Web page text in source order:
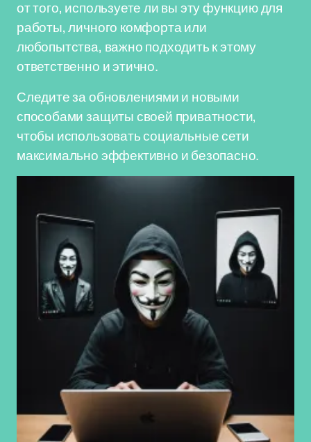
от того, используете ли вы эту функцию для
работы, личного комфорта или
любопытства, важно подходить к этому
ответственно и этично.
Следите за обновлениями и новыми
способами защиты своей приватности,
чтобы использовать социальные сети
максимально эффективно и безопасно.